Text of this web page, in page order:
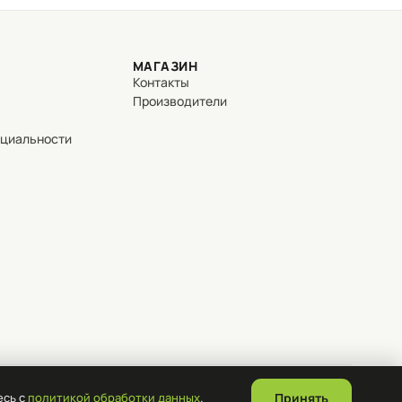
МАГАЗИН
Контакты
Производители
с политикой обработки данных. Принять